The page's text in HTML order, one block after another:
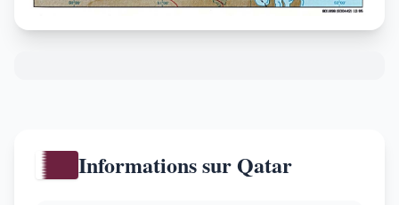
Informations sur Qatar